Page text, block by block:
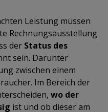
Leistung müssen
Rechnungsausstellung
der Status des
sein. Darunter
zwischen einem
Im Bereich der
wo der
ist und ob dieser am